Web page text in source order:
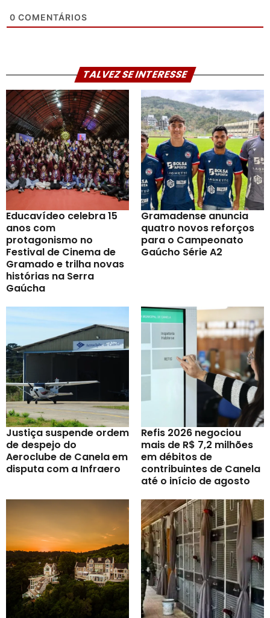
0 COMENTÁRIOS
TALVEZ SE INTERESSE
Educavídeo celebra 15
anos com
protagonismo no
Festival de Cinema de
Gramado e trilha novas
histórias na Serra
Gaúcha
Gramadense anuncia
quatro novos reforços
para o Campeonato
Gaúcho Série A2
Justiça suspende ordem
de despejo do
Aeroclube de Canela em
disputa com a Infraero
Refis 2026 negociou
mais de R$ 7,2 milhões
em débitos de
contribuintes de Canela
até o início de agosto